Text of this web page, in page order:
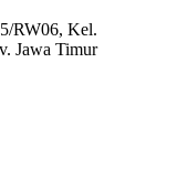
RW06, Kel.
Jawa Timur